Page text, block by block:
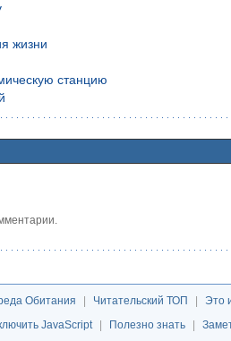
жизни
станцию
Обитания Читательский ТОП Это
JavaScript Полезно знать